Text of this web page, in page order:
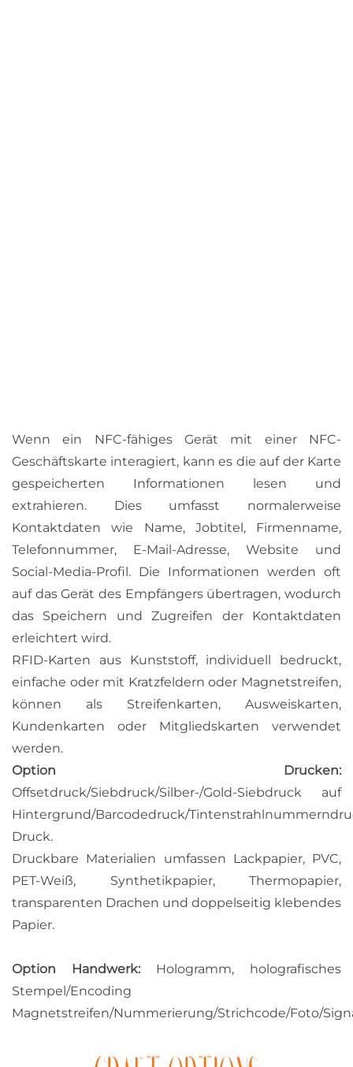
Wenn ein NFC-fähiges Gerät mit einer NFC-
Geschäftskarte interagiert, kann es die auf der Karte
gespeicherten Informationen lesen und
extrahieren. Dies umfasst normalerweise
Kontaktdaten wie Name, Jobtitel, Firmenname,
Telefonnummer, E-Mail-Adresse, Website und
Social-Media-Profil. Die Informationen werden oft
auf das Gerät des Empfängers übertragen, wodurch
das Speichern und Zugreifen der Kontaktdaten
erleichtert wird.
RFID-Karten aus Kunststoff, individuell bedruckt,
einfache oder mit Kratzfeldern oder Magnetstreifen,
können als Streifenkarten, Ausweiskarten,
Kundenkarten oder Mitgliedskarten verwendet
werden.
Option Drucken:
Offsetdruck/Siebdruck/Silber-/Gold-Siebdruck auf
Hintergrund/Barcodedruck/
Druck.
Druckbare Materialien umfassen Lackpapier, PVC,
PET-Weiß, Synthetikpapier, Thermopapier,
transparenten Drachen und doppelseitig klebendes
Papier.
Option Handwerk: Hologramm, holografisches
Stempel/Encoding
Magnetstreifen/Nummerierung/Strichcode/Foto/